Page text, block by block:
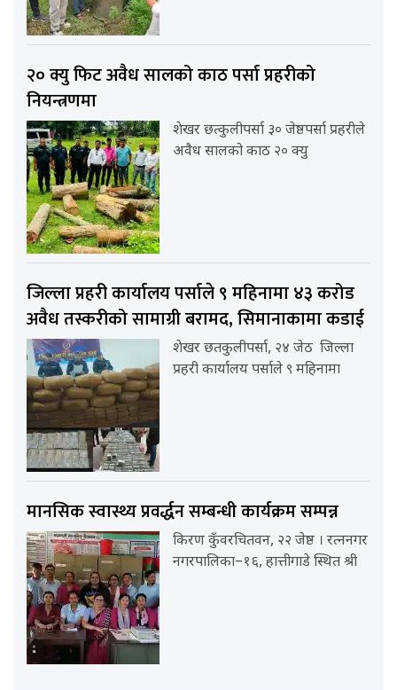
२० क्यु फिट अवैध सालको काठ पर्सा प्रहरीको
नियन्त्रणमा
शेखर छत्कुलीपर्सा ३० जेष्ठपर्सा प्रहरीले
अवैध सालको काठ २० क्यु
जिल्ला प्रहरी कार्यालय पर्साले ९ महिनामा ४३ करोड
अवैध तस्करीको सामाग्री बरामद, सिमानाकामा कडाई
शेखर छतकुलीपर्सा, २४ जेठ जिल्ला
प्रहरी कार्यालय पर्साले ९ महिनामा
मानसिक स्वास्थ्य प्रवर्द्धन सम्बन्धी कार्यक्रम सम्पन्न
किरण कुँवरचितवन, २२ जेष्ठ । रत्ननगर
नगरपालिका–१६, हात्तीगाडे स्थित श्री